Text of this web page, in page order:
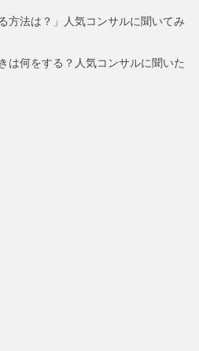
ー
ジ
ー
ジ
ー
ジ
方法は？」人気コンサルに聞いてみ
は何をする？人気コンサルに聞いた